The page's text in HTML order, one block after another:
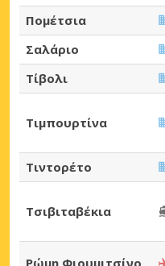
Πομέτσια
Σαλάριο
Τίβολι
Τιμπουρτίνα
Τιντορέτο
Τσιβιταβέκια